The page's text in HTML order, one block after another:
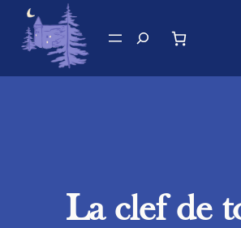
Aller
contenu
Recherche
La clef de